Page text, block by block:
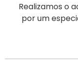
Realizamos o
por um